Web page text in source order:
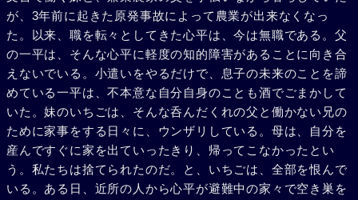
が、3年前に起きた原発事故によって農業が出来なくなっ
た。以来、職を転々としてきた心平は、今は無職である。父
の一平は、そんな心平に軽度の知的障害があることに向き合
えないでいる。小遣いをやるだけで、息子の未来のことを諦
めている一平は、不本意な自分自身のことも酒でごまかして
いた。妹のいちごは、そんな呑んだくれの父と働かない兄の
ために家事をする日々に、ウンザリしている。母は、自分を
産んですぐに家を出ていったきり、帰ってこなかったとい
う。私たちは捨てられたのだ。と、いちごは、全部を恨んで
いる。ある日、近所の人から心平が避難中の家々で空き巣を